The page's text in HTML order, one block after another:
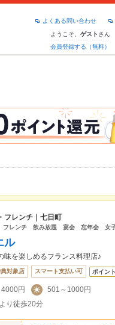
よくある問い合わせ
ようこそ、 ゲスト さん
会員登録する（無料）
フレンチ｜七日町
レンチ 飲み放題 宴会 忘年会 女
ル
味を楽しめるフランス料理店♪
対象店 スマート支払い可 ポイン
円
501～1000円
り徒歩20分